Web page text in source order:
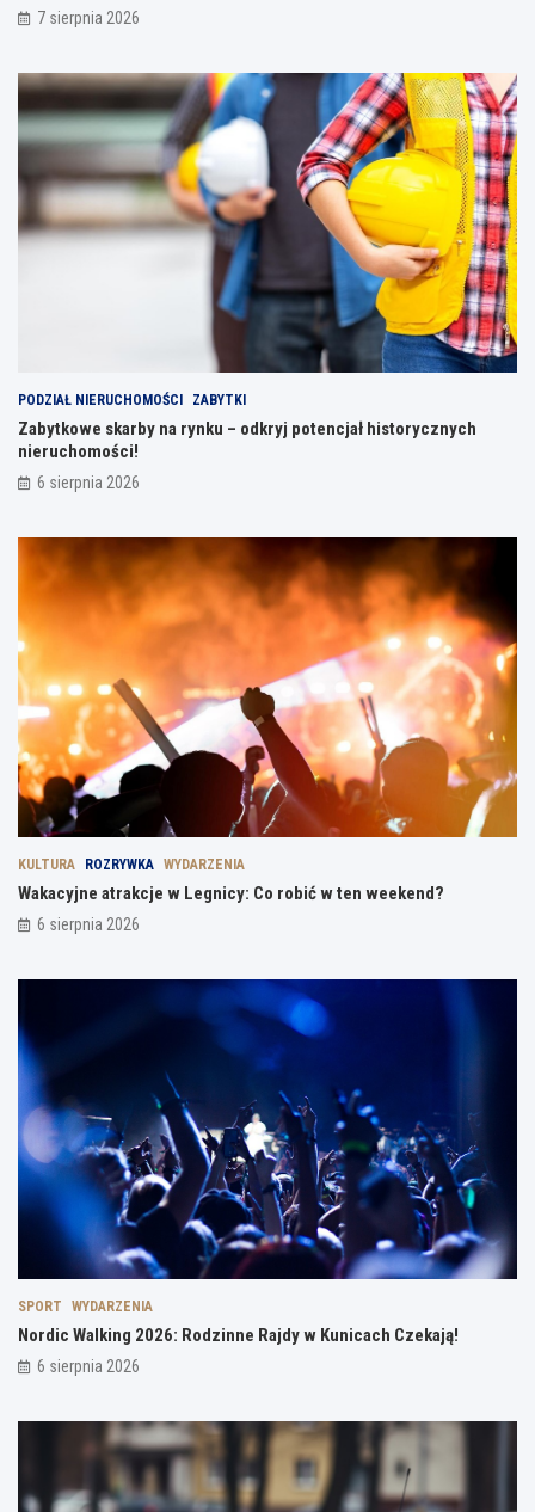
7 sierpnia 2026
PODZIAŁ NIERUCHOMOŚCI ZABYTKI
Zabytkowe skarby na rynku – odkryj potencjał historycznych
nieruchomości!
6 sierpnia 2026
KULTURA ROZRYWKA WYDARZENIA
Wakacyjne atrakcje w Legnicy: Co robić w ten weekend?
6 sierpnia 2026
SPORT WYDARZENIA
Nordic Walking 2026: Rodzinne Rajdy w Kunicach Czekają!
6 sierpnia 2026